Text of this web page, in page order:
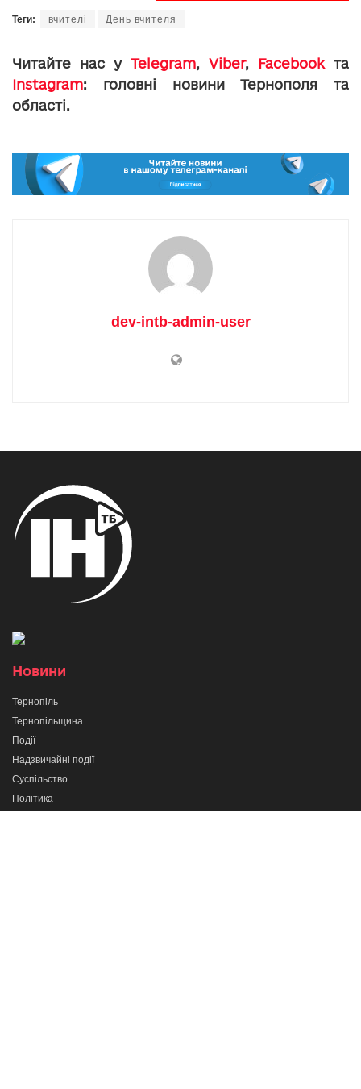
Теги: вчителі День вчителя
Читайте нас у Telegram, Viber, Facebookта
Instagram: головні новини Тернополя та
області.
dev-intb-admin-user
Новини
Тернопіль
Тернопільщина
Події
Надзвичайні події
Суспільство
Політика